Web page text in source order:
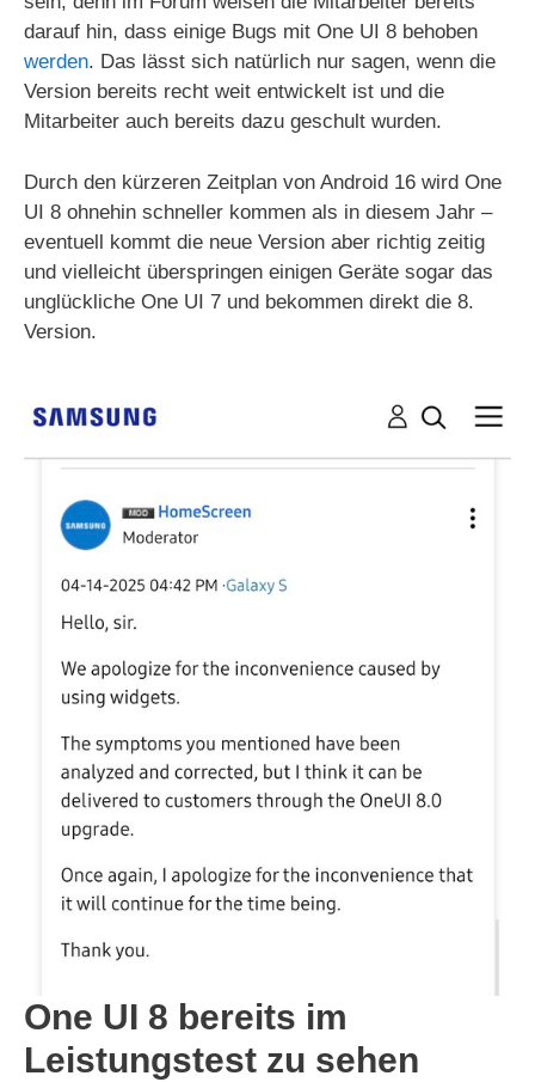
darauf hin, dass einige Bugs mit One UI 8 behoben
werden. Das lässt sich natürlich nur sagen, wenn die
Version bereits recht weit entwickelt ist und die
Mitarbeiter auch bereits dazu geschult wurden.
Durch den kürzeren Zeitplan von Android 16 wird One
UI 8 ohnehin schneller kommen als in diesem Jahr –
eventuell kommt die neue Version aber richtig zeitig
und vielleicht überspringen einigen Geräte sogar das
unglückliche One UI 7 und bekommen direkt die 8.
Version.
One UI 8 bereits im
Leistungstest zu sehen